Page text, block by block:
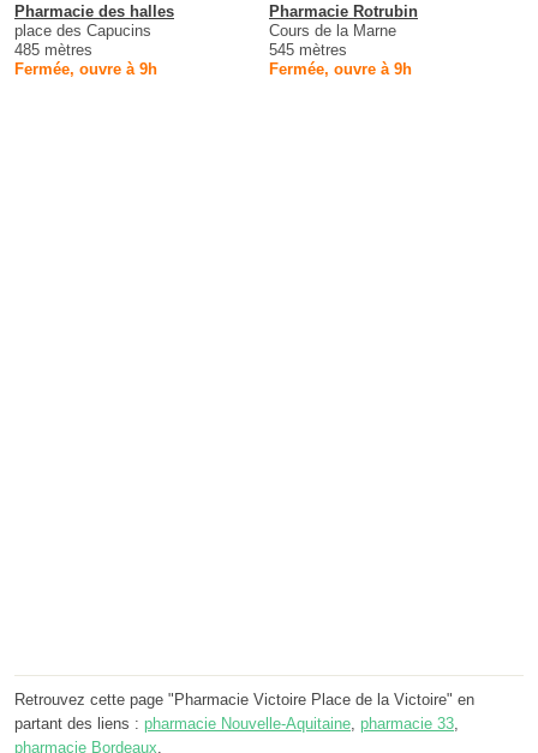
Pharmacie des halles
place des Capucins
485 mètres
Fermée, ouvre à 9h
Pharmacie Rotrubin
Cours de la Marne
545 mètres
Fermée, ouvre à 9h
Retrouvez cette page "Pharmacie Victoire Place de la Victoire" en
partant des liens : pharmacie Nouvelle-Aquitaine, pharmacie 33,
pharmacie Bordeaux.